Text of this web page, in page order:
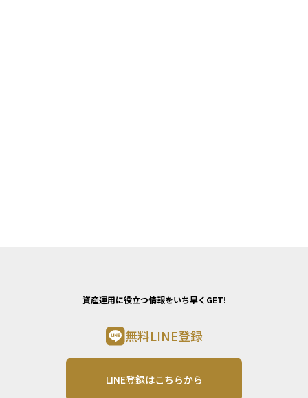
資産運用に役立つ情報をいち早くGET!
無料LINE登録
LINE登録はこちらから